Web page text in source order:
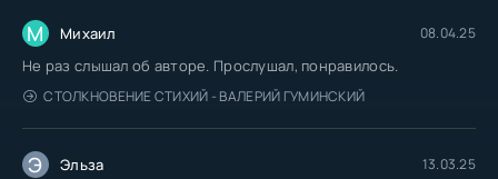
М Михаил 08.04.25
Не раз слышал об авторе. Прослушал, понравилось.
СТОЛКНОВЕНИЕ СТИХИЙ - ВАЛЕРИЙ ГУМИНСКИЙ
Э Эльза 13.03.25